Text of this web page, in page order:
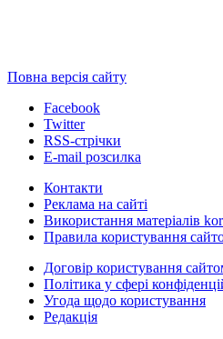
Повна версія сайту
Facebook
Twitter
RSS-стрічки
E-mail розсилка
Контакти
Реклама на сайті
Використання матеріалів
Правила користування
Договір користування
Політика у сфері
Угода щодо користування
Редакція